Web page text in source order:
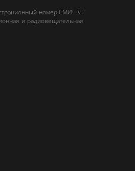
номер СМИ: ЭЛ
и радиовещательная